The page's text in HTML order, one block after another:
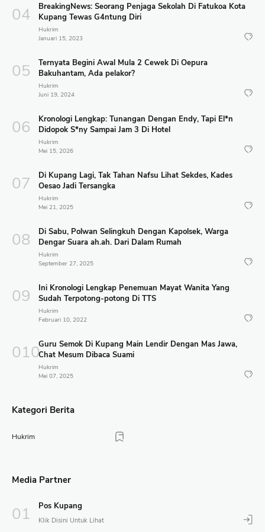
BreakingNews: Seorang Penjaga Sekolah Di Fatukoa Kota
Kupang Tewas G4ntung Diri
Hukrim
Januari 15, 2023
Ternyata Begini Awal Mula 2 Cewek Di Oepura
Bakuhantam, Ada pelakor?
Hukrim
Juni 19, 2024
Kronologi Lengkap: Tunangan Dengan Endy, Tapi El*n
Didopok S*ny Sampai Jam 3 Di Hotel
Hukrim
Mei 15, 2026
Di Kupang Lagi, Tak Tahan Nafsu Lihat Sekdes, Kades
Oesao Jadi Tersangka
Hukrim
Mei 21, 2025
Di Sabu, Polwan Selingkuh Dengan Kapolsek, Warga
Dengar Suara ah.ah. Dari Dalam Rumah
Hukrim
September 27, 2025
Ini Kronologi Lengkap Penemuan Mayat Wanita Yang
Sudah Terpotong-potong Di TTS
Hukrim
Februari 10, 2022
Guru Semok Di Kupang Main Lendir Dengan Mas Jawa,
Chat Mesum Dibaca Suami
Hukrim
Mei 07, 2025
Kategori Berita
Hukrim
Media Partner
Pos Kupang